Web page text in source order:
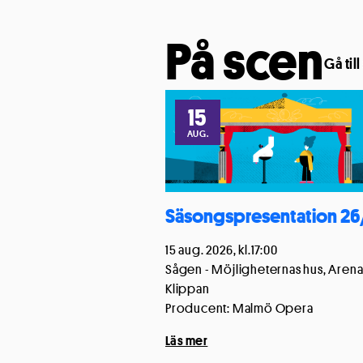
Vi använder
funktioner för
hemsidan.
Läs
På scenGå
15
AUG.
Säsongspresentation
15 aug. 2026, kl.17:00
Sågen - Möjligheternas hus,
Klippan
Producent: Malmö Opera
Läs mer